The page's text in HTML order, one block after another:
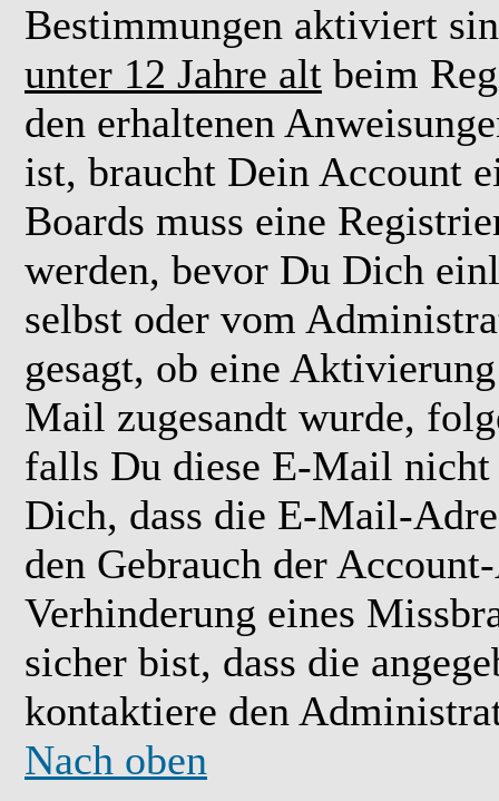
Bestimmungen aktiviert
unter 12 Jahre alt beim
den erhaltenen
ist, braucht Dein Account
Boards muss eine
werden, bevor Du Dich
selbst oder vom
gesagt, ob eine
Mail zugesandt wurde,
falls Du diese E-Mail nicht
Dich, dass die E-Mail-
den Gebrauch der
Verhinderung eines
sicher bist, dass die
kontaktiere den
Nach oben